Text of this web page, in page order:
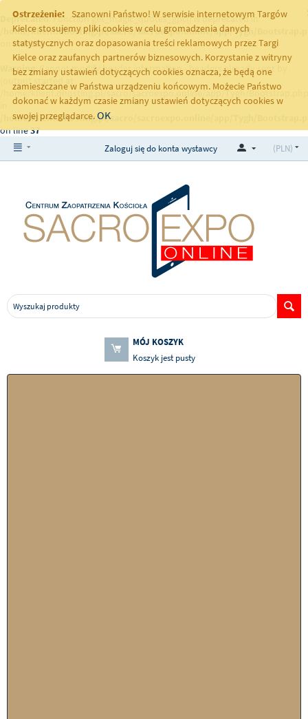
Deprecated: Function get_magic_quotes_gpc() is deprecated in
/home/klient.dhosting.pl/sacro/sacroexpo.online/app/Tygh/
on line251
Warning: Cannot modify header information - headers already sent by
(output started at
/home/klient.dhosting.pl/sacro/sacroexpo.online/app/Tygh/
/home/klient.dhosting.pl/sacro/sacroexpo.online/app/Tygh/
on line37
Ostrzeżenie:
Szanowni Państwo! W serwisie internetowym Targów
Kielce stosujemy pliki cookies w celu gromadzenia danych
statystycznych oraz dopasowania treści reklamowych przez Targi
Kielce oraz zaufanych partnerów biznesowych. Korzystanie z witryny
bez zmiany ustawień dotyczących cookies oznacza, że będą one
zamieszczane w Państwa urządzeniu końcowym. Możecie Państwo
dokonać w każdym czasie zmiany ustawień dotyczących cookies w
swojej przeglądarce.OK
(PLN)
Zaloguj się do konta wystawcy
MÓJ KOSZYK
Koszyk jest pusty